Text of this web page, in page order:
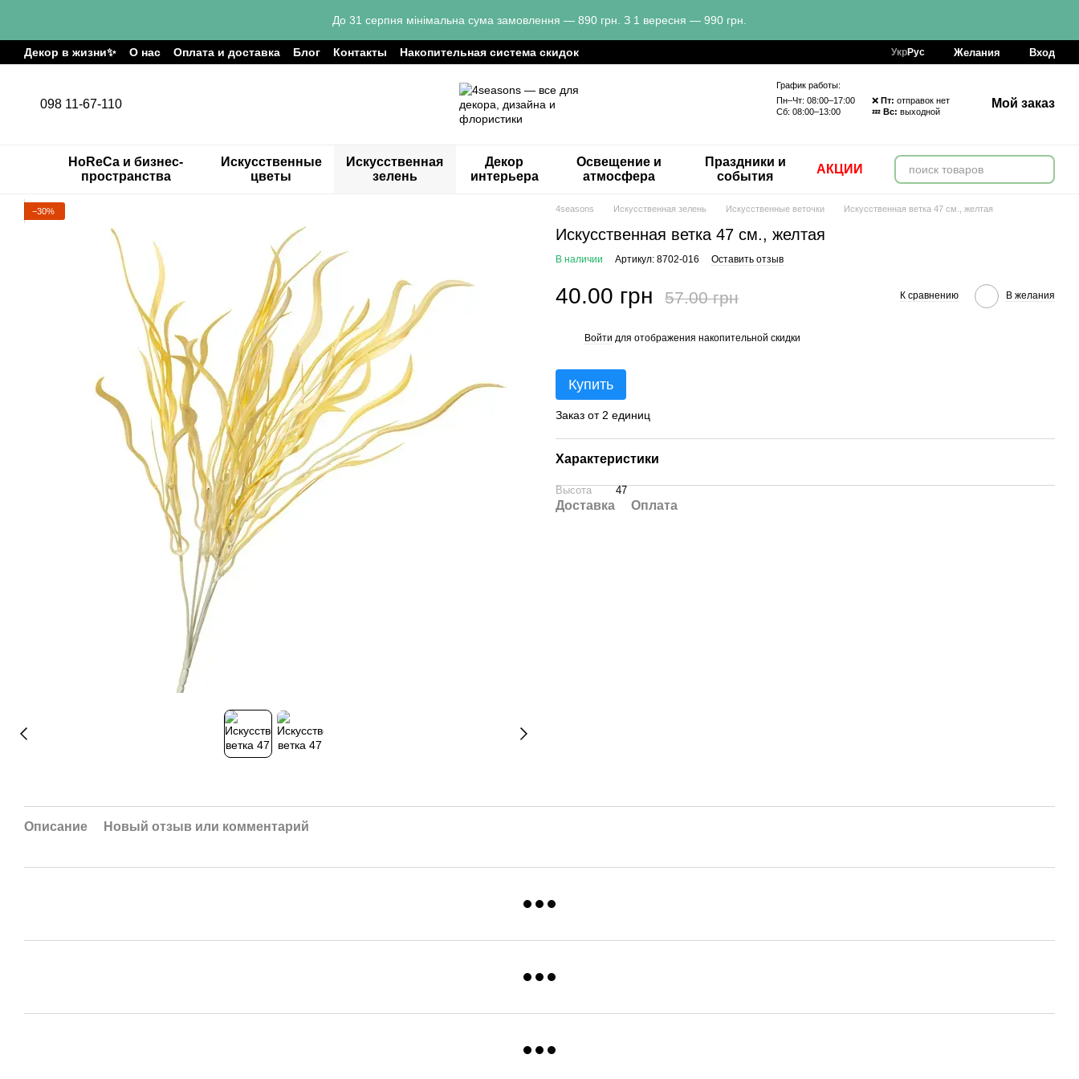
До 31 серпня мінімальна сума замовлення — 890 грн. З 1 вересня — 990 грн.
Декор в жизни✨ О нас Оплата и доставка Блог Контакты Накопительная система скидок УкрРус Желания Вход
098 11-67-110
График работы:
Пн–Чт: 08:00–17:00 ❌ Пт: отправок нет
Сб: 08:00–13:00 💤 Вс: выходной
Мой заказ
HoReCa и бизнес-
пространства
Искусственные
цветы
Искусственная
зелень
Декор
интерьера
Освещение и
атмосфера
Праздники и
события
АКЦИИ
−30% 4seasons Искусственная зелень Искусственные веточки Искусственная ветка 47 см., желтая
Искусственная ветка 47 см., желтая
В наличии Артикул: 8702-016 Оставить отзыв
40.00 грн 57.00 грн К сравнению В желания
Войти для отображения накопительной скидки
Купить
Заказ от 2 единиц
Характеристики
Высота 47
Доставка Оплата
Описание Новый отзыв или комментарий